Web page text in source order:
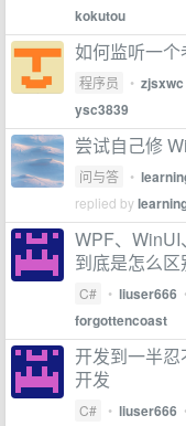
kokutou
如何监听一个
程序员 • zjsxwc
ysc3839
尝试自己修
问与答 •
replied by
WPF、
到底是怎么区
C# • liuser666
forgottencoast
开发到一半
开发
C# • liuser666